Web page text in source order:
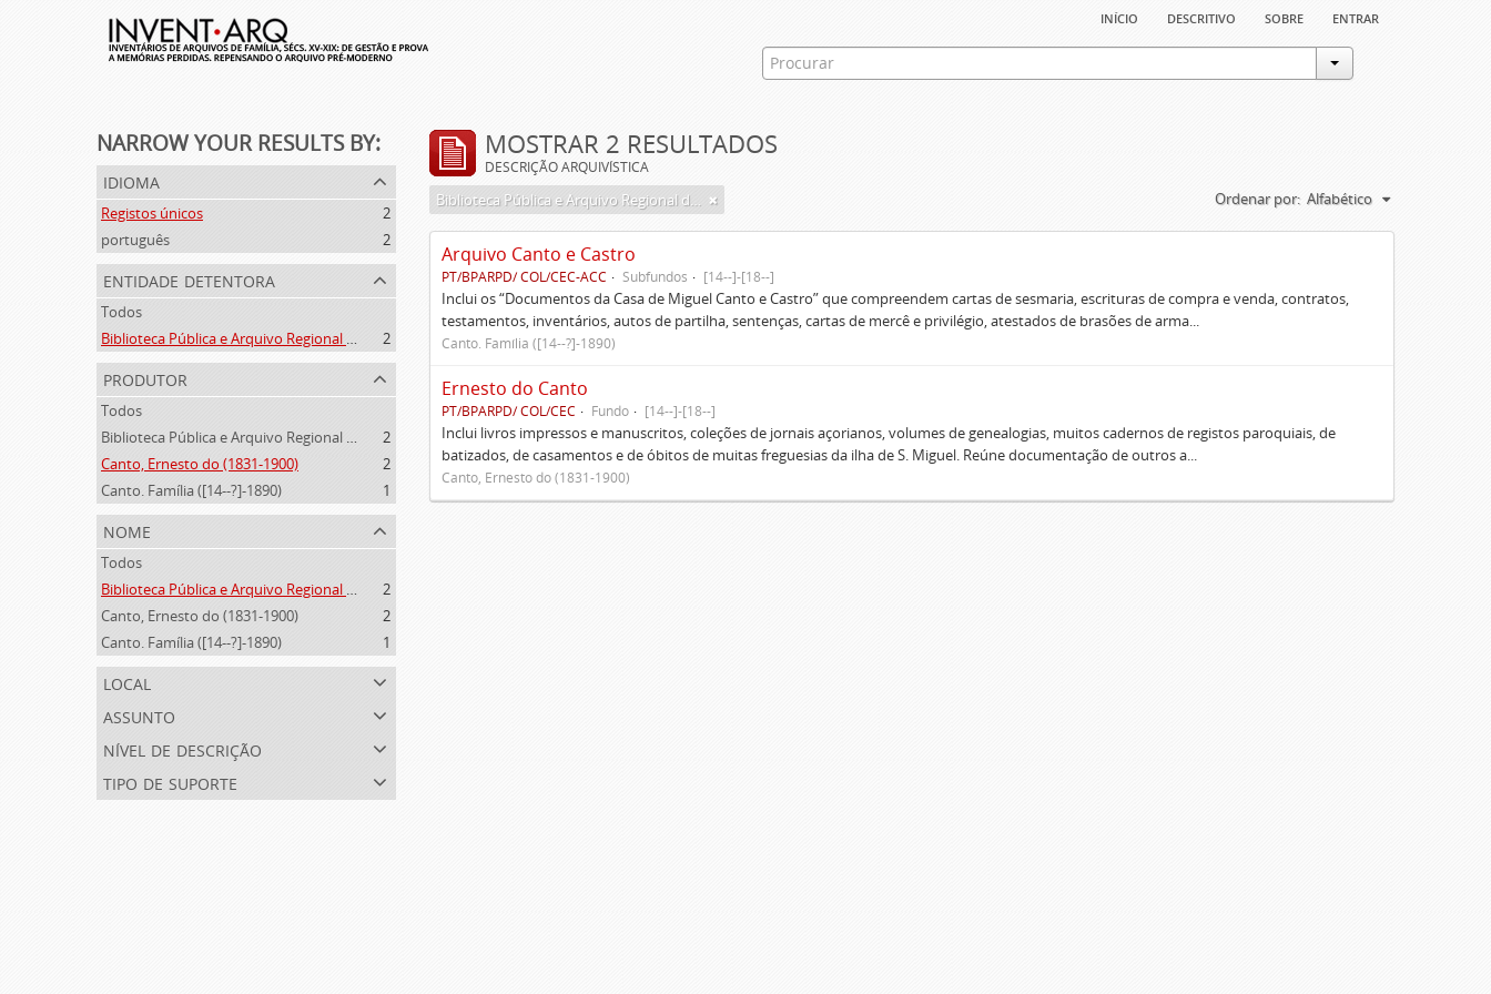
início descritivo sobre entrar
NARROW YOUR RESULTS BY:
idioma
Registos únicos
2
português
2
entidade detentora
Todos
Biblioteca Pública e Arquivo Regional de Ponta Delgada
2
produtor
Todos
Biblioteca Pública e Arquivo Regional de Ponta Delgada (1841- )
2
Canto, Ernesto do (1831-1900)
2
Canto. Família ([14--?]-1890)
1
nome
Todos
Biblioteca Pública e Arquivo Regional de Ponta Delgada (1841- )
2
Canto, Ernesto do (1831-1900)
2
Canto. Família ([14--?]-1890)
1
local
assunto
nível de descrição
tipo de suporte
MOSTRAR 2 RESULTADOS
DESCRIÇÃO ARQUIVÍSTICA
Biblioteca Pública e Arquivo Regional de Ponta Delgada Ordenar por: Alfabético
Arquivo Canto e Castro
PT/BPARPD/ COL/CEC-ACC Subfundos [14--]-[18--]
Inclui os “Documentos da Casa de Miguel Canto e Castro” que compreendem cartas de sesmaria, escrituras de compra e venda, contratos,
testamentos, inventários, autos de partilha, sentenças, cartas de mercê e privilégio, atestados de brasões de arma...
Canto. Família ([14--?]-1890)
Ernesto do Canto
PT/BPARPD/ COL/CEC Fundo [14--]-[18--]
Inclui livros impressos e manuscritos, coleções de jornais açorianos, volumes de genealogias, muitos cadernos de registos paroquiais, de
batizados, de casamentos e de óbitos de muitas freguesias da ilha de S. Miguel. Reúne documentação de outros a...
Canto, Ernesto do (1831-1900)